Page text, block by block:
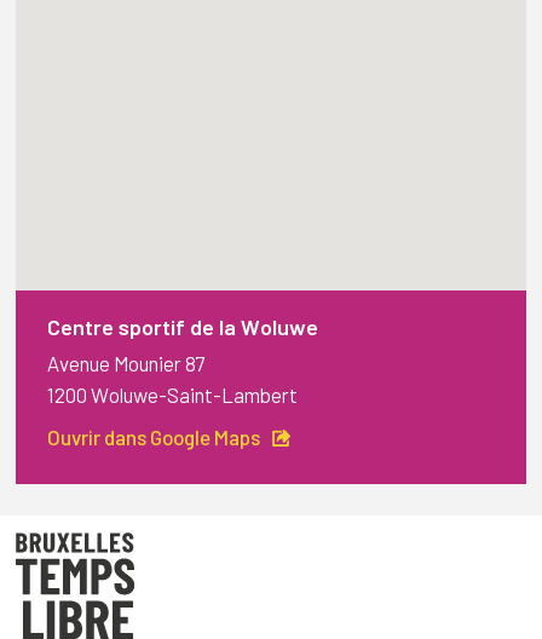
Centre sportif de la Woluwe
Avenue Mounier 87
1200 Woluwe-Saint-Lambert
Ouvrir dans Google Maps